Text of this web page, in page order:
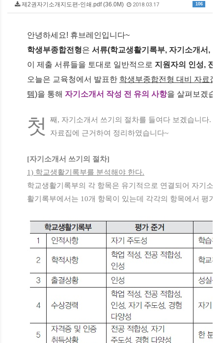
106
제2권자기소개지도편-인쇄.pdf (36.0M) 2018.03.17
안녕하세요! 휴브레인입니다~
학생부종합전형은 서류(학교생활기록부, 자기소개서,
이 제출 서류들을 토대로 일반적으로 지원자의 인성, 전
오늘은 교육청에서 발표한 학생부종합전형 대비 자료
템)을 통해 자기소개서 작성 전 유의 사항을 살펴보겠습
첫
째, 자기소개서 쓰기의 절차를 들여다 보겠습니다.
자료집에 근거하여 정리하였습니다~
[자기소개서 쓰기의 절차]
1) 학교생활기록부를 분석해야 한다.
학교생활기록부의 각 항목은 유기적으로 연결되어 자기소
활기록부에서는 10개 항목이 있는데 각각의 항목에서 평